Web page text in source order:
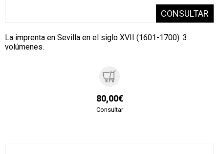
La imprenta en Sevilla en el siglo XVII (1601-1700). 3
volúmenes.
80,00€
Consultar